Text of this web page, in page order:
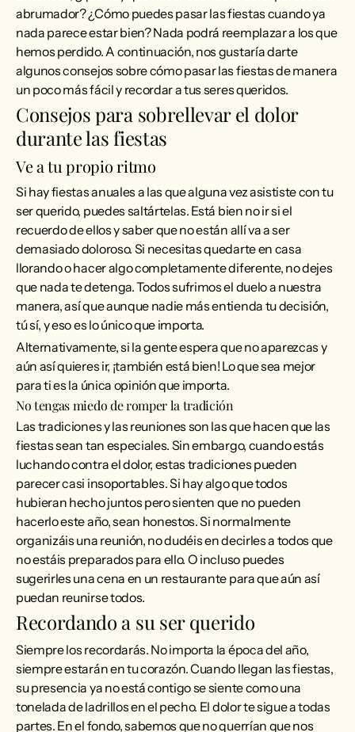
abrumador? ¿Cómo puedes pasar las fiestas cuando ya
nada parece estar bien? Nada podrá reemplazar a los que
hemos perdido. A continuación, nos gustaría darte
algunos consejos sobre cómo pasar las fiestas de manera
un poco más fácil y recordar a tus seres queridos.
Consejos para sobrellevar el dolor
durante las fiestas
Ve a tu propio ritmo
Si hay fiestas anuales a las que alguna vez asististe con tu
ser querido, puedes saltártelas. Está bien no ir si el
recuerdo de ellos y saber que no están allí va a ser
demasiado doloroso. Si necesitas quedarte en casa
llorando o hacer algo completamente diferente, no dejes
que nada te detenga. Todos sufrimos el duelo a nuestra
manera, así que aunque nadie más entienda tu decisión,
tú sí, y eso es lo único que importa.
Alternativamente, si la gente espera que no aparezcas y
aún así quieres ir, ¡también está bien! Lo que sea mejor
para ti es la única opinión que importa.
No tengas miedo de romper la tradición
Las tradiciones y las reuniones son las que hacen que las
fiestas sean tan especiales. Sin embargo, cuando estás
luchando contra el dolor, estas tradiciones pueden
parecer casi insoportables. Si hay algo que todos
hubieran hecho juntos pero sienten que no pueden
hacerlo este año, sean honestos. Si normalmente
organizáis una reunión, no dudéis en decirles a todos que
no estáis preparados para ello. O incluso puedes
sugerirles una cena en un restaurante para que aún así
puedan reunirse todos.
Recordando a su ser querido
Siempre los recordarás. No importa la época del año,
siempre estarán en tu corazón. Cuando llegan las fiestas,
su presencia ya no está contigo se siente como una
tonelada de ladrillos en el pecho. El dolor te sigue a todas
partes. En el fondo, sabemos que no querrían que nos